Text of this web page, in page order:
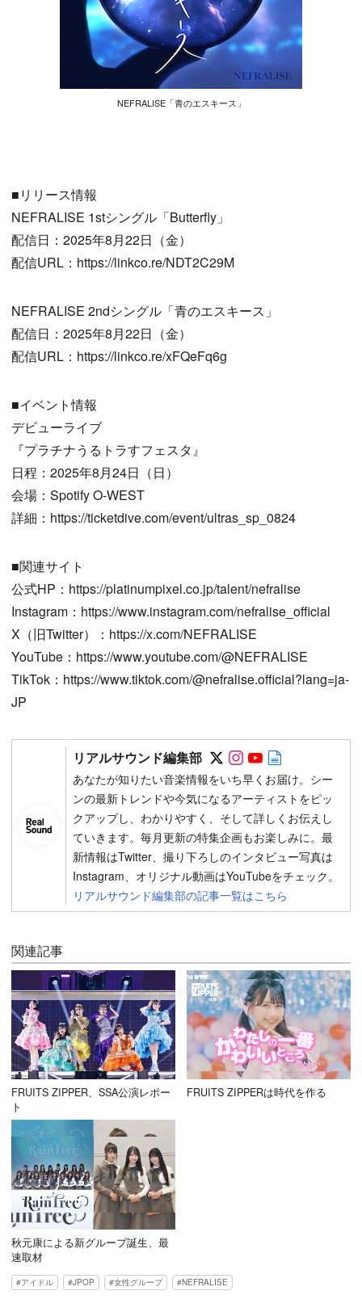
NEFRALISE「青のエスキース」
■リリース情報
NEFRALISE 1stシングル「Butterfly」
配信日：2025年8月22日（金）
配信URL：https://linkco.re/NDT2C29M
NEFRALISE 2ndシングル「青のエスキース」
配信日：2025年8月22日（金）
配信URL：https://linkco.re/xFQeFq6g
■イベント情報
デビューライブ
『プラチナうるトラすフェスタ』
日程：2025年8月24日（日）
会場：Spotify O-WEST
詳細：https://ticketdive.com/event/ultras_sp_0824
■関連サイト
公式HP：https://platinumpixel.co.jp/talent/nefralise
Instagram：https://www.instagram.com/nefralise_official
X（旧Twitter）：https://x.com/NEFRALISE
YouTube：https://www.youtube.com/@NEFRALISE
TikTok：https://www.tiktok.com/@nefralise.official?lang=ja-
JP
リアルサウンド編集部 Follow on SNS
Follow on SNS
Follow on
あなたが知りたい音楽情報をいち早くお届け。シー
ンの最新トレンドや今気になるアーティストをピッ
クアップし、わかりやすく、そして詳しくお伝えし
ていきます。毎月更新の特集企画もお楽しみに。最
新情報はTwitter、撮り下ろしのインタビュー写真は
Instagram、オリジナル動画はYouTubeをチェック。
リアルサウンド編集部の記事一覧はこちら
関連記事
FRUITS ZIPPER、SSA公演レポー
ト
FRUITS ZIPPERは時代を作る
秋元康による新グループ誕生、最
速取材
アイドル JPOP 女性グループ NEFRALISE